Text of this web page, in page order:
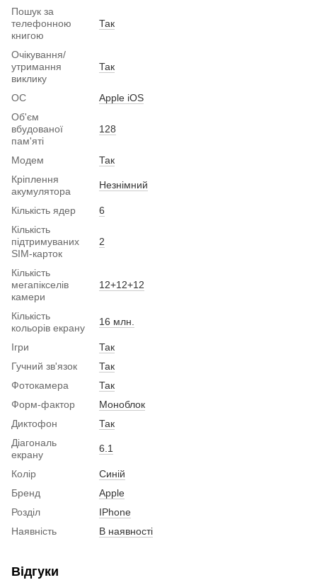
Пошук за
телефонною
книгою
Так
Очікування/
утримання
виклику
Так
ОС
Apple iOS
Об'єм
вбудованої
пам'яті
128
Модем
Так
Кріплення
акумулятора
Незнімний
Кількість ядер
6
Кількість
підтримуваних
SIM-карток
2
Кількість
мегапікселів
камери
12+12+12
Кількість
кольорів екрану
16 млн.
Ігри
Так
Гучний зв'язок
Так
Фотокамера
Так
Форм-фактор
Моноблок
Диктофон
Так
Діагональ
екрану
6.1
Колір
Синій
Бренд
Apple
Розділ
IPhone
Наявність
В наявності
Відгуки